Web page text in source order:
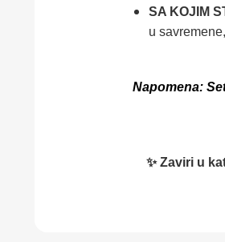
SA KOJIM
u
Napomena:
✨ Zaviri u